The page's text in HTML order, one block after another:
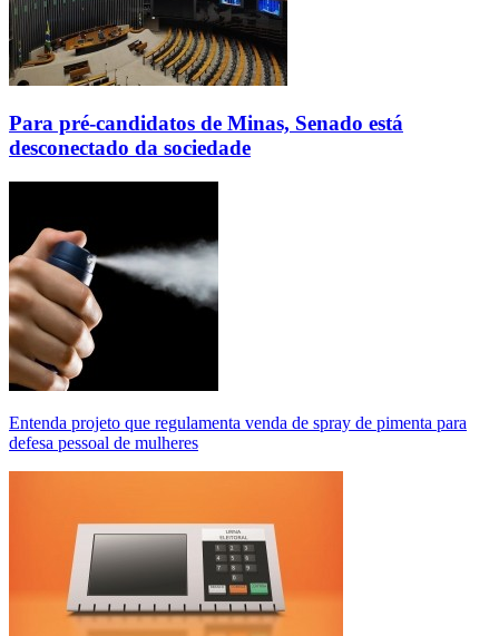
Para pré-candidatos de Minas, Senado está
desconectado da sociedade
Entenda projeto que regulamenta venda de spray de pimenta para
defesa pessoal de mulheres